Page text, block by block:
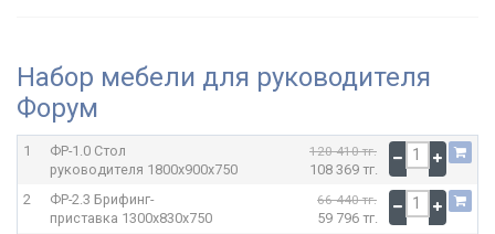
Набор мебели для руководителя
Форум
1
ФР-1.0 Стол
руководителя 1800x900x750
120 410 тг.
108 369 тг.
2
ФР-2.3 Брифинг-
приставка 1300x830x750
66 440 тг.
59 796 тг.